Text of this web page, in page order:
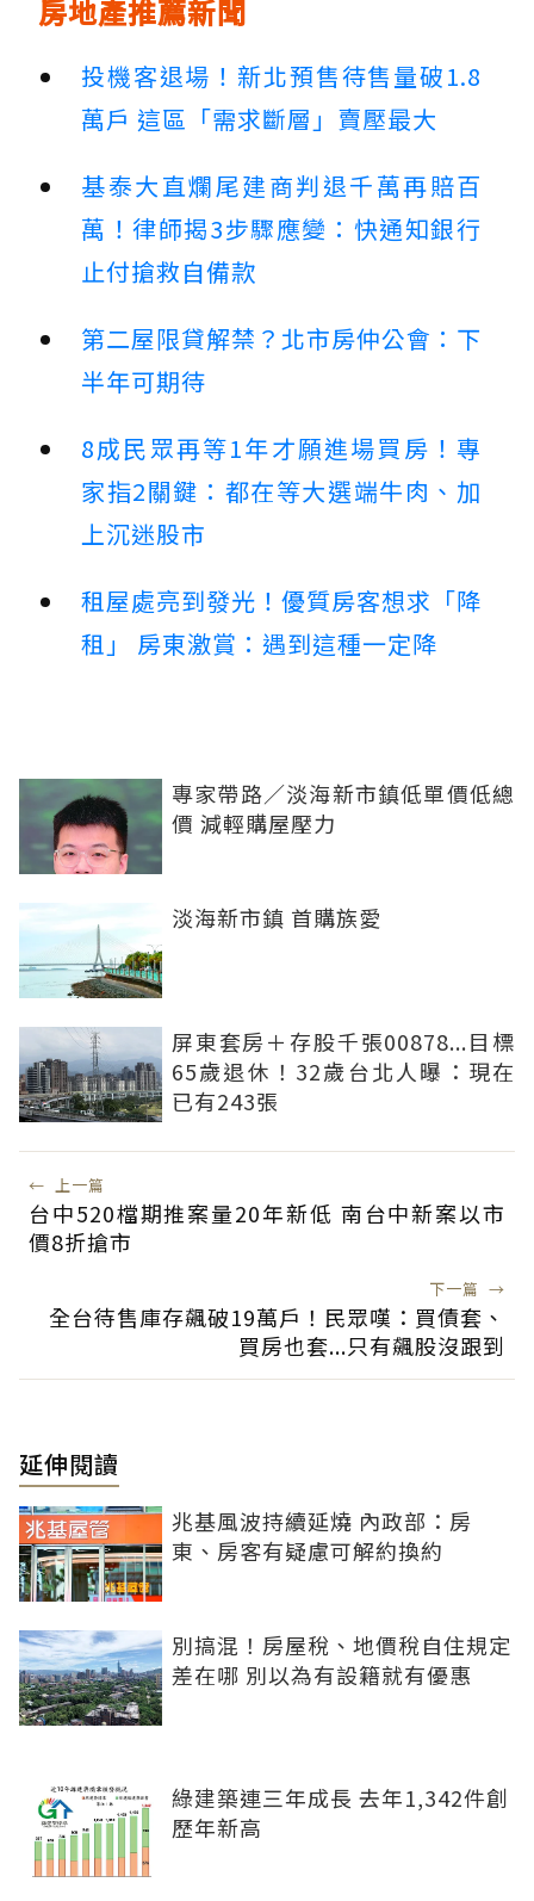
房地產推薦新聞
投機客退場！新北預售待售量破1.8
萬戶 這區「需求斷層」賣壓最大
基泰大直爛尾建商判退千萬再賠百
萬！律師揭3步驟應變：快通知銀行
止付搶救自備款
第二屋限貸解禁？北市房仲公會：下
半年可期待
8成民眾再等1年才願進場買房！專
家指2關鍵：都在等大選端牛肉、加
上沉迷股市
租屋處亮到發光！優質房客想求「降
租」 房東激賞：遇到這種一定降
專家帶路／淡海新市鎮低單價低總
價 減輕購屋壓力
淡海新市鎮 首購族愛
屏東套房＋存股千張00878...目標
65歲退休！32歲台北人曝：現在
已有243張
← 上一篇
台中520檔期推案量20年新低 南台中新案以市
價8折搶市
下一篇 →
全台待售庫存飆破19萬戶！民眾嘆：買債套、
買房也套...只有飆股沒跟到
延伸閱讀
兆基風波持續延燒 內政部：房
東、房客有疑慮可解約換約
別搞混！房屋稅、地價稅自住規定
差在哪 別以為有設籍就有優惠
綠建築連三年成長 去年1,342件創
歷年新高